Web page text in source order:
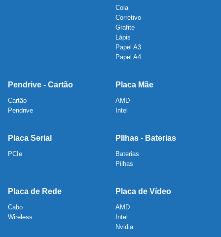
Cola
Corretivo
Grafite
Lápis
Papel A3
Papel A4
Pendrive - Cartão
Cartão
Pendrive
Placa Mãe
AMD
Intel
Placa Serial
PCIe
PIlhas - Baterias
Baterias
Pilhas
Placa de Rede
Cabo
Wireless
Placa de Vídeo
AMD
Intel
Nvidia